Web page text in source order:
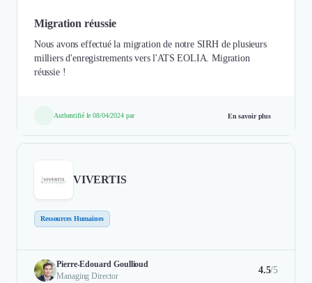
Migration réussie
Nous avons effectué la migration de notre SIRH de plusieurs
milliers d'enregistrements vers l'ATS EOLIA. Migration
réussie !
Authentifié le 08/04/2024 par En savoir plus
VIVERTIS
Ressources Humaines
Pierre-Edouard Goullioud
Managing Director
4.5/5